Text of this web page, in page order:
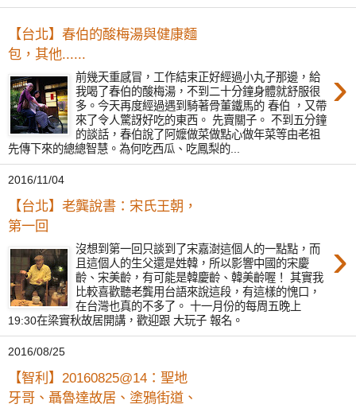
【台北】春伯的酸梅湯與健康麵
包，其他......
›
前幾天重感冒，工作結束正好經過小丸子那邊，給
我喝了春伯的酸梅湯，不到二十分鐘身體就舒服很
多。今天再度經過遇到騎著骨董鐵馬的 春伯 ，又帶
來了令人驚訝好吃的東西。 先賣關子。 不到五分鐘
的談話，春伯說了阿嬤做菜做點心做年菜等由老祖
先傳下來的總總智慧。為何吃西瓜、吃鳳梨的...
2016/11/04
【台北】老龔說書：宋氏王朝，
第一回
›
沒想到第一回只談到了宋嘉澍這個人的一點點，而
且這個人的生父還是姓韓，所以影響中國的宋慶
齡、宋美齡，有可能是韓慶齡、韓美齡喔！ 其實我
比較喜歡聽老龔用台語來說這段，有這樣的愧口，
在台灣也真的不多了。 十一月份的每周五晚上
19:30在梁實秋故居開講，歡迎跟 大玩子 報名。
2016/08/25
【智利】20160825@14：聖地
牙哥、聶魯達故居、塗鴉街道、